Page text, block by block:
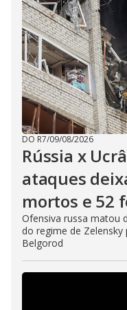
DO R7/09/08/2026
Rússia x
ataques
mortos e 52
Ofensiva russa matou
do regime de
Belgorod